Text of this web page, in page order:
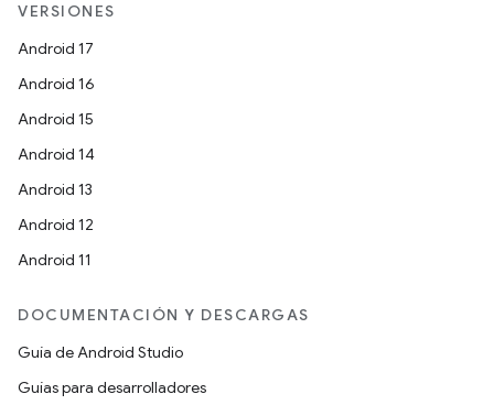
VERSIONES
Android 17
Android 16
Android 15
Android 14
Android 13
Android 12
Android 11
DOCUMENTACIÓN Y DESCARGAS
Guía de Android Studio
Guías para desarrolladores